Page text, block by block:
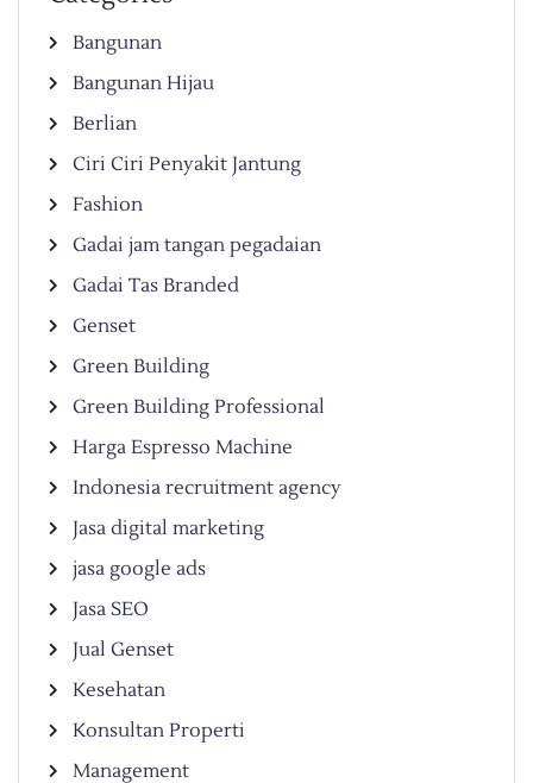
Bangunan
Bangunan Hijau
Berlian
Ciri Ciri Penyakit Jantung
Fashion
Gadai jam tangan pegadaian
Gadai Tas Branded
Genset
Green Building
Green Building Professional
Harga Espresso Machine
Indonesia recruitment agency
Jasa digital marketing
jasa google ads
Jasa SEO
Jual Genset
Kesehatan
Konsultan Properti
Management